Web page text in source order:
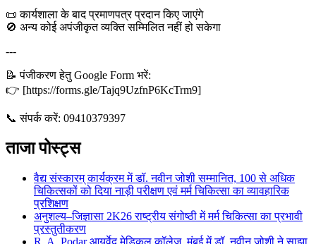
📜 कार्यशाला के बाद प्रमाणपत्र प्रदान किए जाएंगे
🚫 अन्य कोई अपंजीकृत व्यक्ति सम्मिलित नहीं हो सकेगा
---
📝 पंजीकरण हेतु Google Form भरें:
👉 [https://forms.gle/Tajq9UzfnP6KcTrm9]
📞 संपर्क करें: 09410379397
ताजा पोस्ट्स
वैद्य संस्कारम् कार्यक्रम में डॉ. नवीन जोशी सम्मानित, 100 से अधिक
चिकित्सकों को दिया नाड़ी परीक्षण एवं मर्म चिकित्सा का व्यावहारिक
प्रशिक्षण
अनुशल्य–जिज्ञासा 2K26 राष्ट्रीय संगोष्ठी में मर्म चिकित्सा का प्रभावी
प्रस्तुतीकरण
R. A. Podar आयुर्वेद मेडिकल कॉलेज, मुंबई में डॉ. नवीन जोशी ने साझा